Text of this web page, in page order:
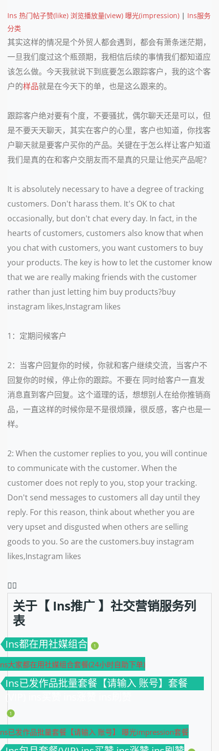
Ins 热门帖子赞(like) 浏览播放量(view) 曝光(impression) | Ins服务
分类
其实这样的情况是个外贸人都会遇到，都会有萧条迷茫期，
一旦我们度过这个瓶颈期，我相信后续的事情我们都知道应
该怎么做。今天我就说下到底要怎么跟踪客户，我的这个客
户的样品就是在今天下的单，也是这么跟来的。
跟踪客户绝对要有个度，不要骚扰，偶尔聊天还是可以，但
是不要天天聊天，其实在客户的心里，客户也知道，你找客
户聊天就是要客户买你的产品。关键在于怎么样让客户知道
我们是真的在和客户交朋友而不是真的只是让他买产品呢？
It is absolutely necessary to have a degree of tracking
customers. Don't harass them. It's OK to chat
occasionally, but don't chat every day. In fact, in the
hearts of customers, customers also know that when
you chat with customers, you want customers to buy
your products. The key is how to let the customer know
that we are really making friends with the customer
rather than just letting him buy products?buy
instagram likes,Instagram likes
1：定期问候客户
2：当客户回复你的时候，你就和客户继续交流，当客户不
回复你的时候，停止你的跟踪。不要在 同时给客户一直发
消息直到客户回复。这个道理的话，想想别人在给你推销商
品，一直这样的时候你是不是很烦躁，很反感，客户也是一
样。
2: When the customer replies to you, you will continue
to communicate with the customer. When the
customer does not reply to you, stop your tracking.
Don't send messages to customers all day until they
reply. For this reason, think about whether you are
very upset and disgusted when others are selling
goods to you. So are the customers.buy instagram
likes,Instagram likes
❤️‍🔥
关于【 Ins推广 】社交营销服务列
表
Ins都在用社媒组合 1
大家都在用社媒组合套餐(24小时自助下单)
Ins已发作品批量套餐【请输入 账号】套餐
(VIP) ins买赞 ins涨赞 ins刷赞
1
已发作品批量套餐【请输入 账号】 曝光impression套餐